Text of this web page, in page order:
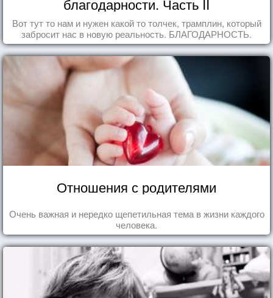
благодарности. Часть II
Вот тут то нам и нужен какой то толчек, трамплин, который
забросит нас в новую реальность. БЛАГОДАРНОСТЬ.
Отношения с родителями
Очень важная и нередко щепетильная тема в жизни каждого
человека.